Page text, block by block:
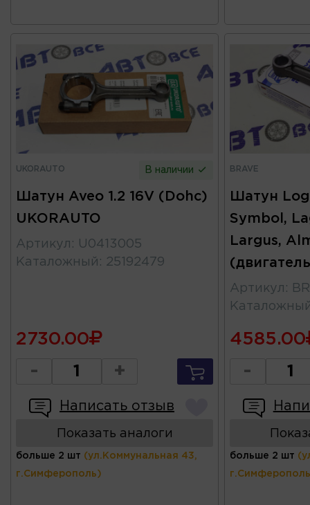
UKORAUTO В наличии
Шатун Aveo 1.2 16V (Dohc)
UKORAUTO
Артикул : U0413005
Каталожный : 25192479
2730.00
- +
Написать отзыв
Показать аналоги
больше 2 шт (ул.Коммунальная 43,
г.Симферополь)
BRAVE
Шатун
Symbol,
Largus,
Артикул :
4585.00
-
больше 2 шт